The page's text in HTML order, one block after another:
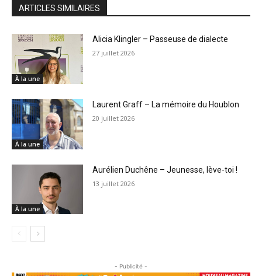
ARTICLES SIMILAIRES
À la une
Alicia Klingler – Passeuse de dialecte
27 juillet 2026
À la une
Laurent Graff – La mémoire du Houblon
20 juillet 2026
À la une
Aurélien Duchêne – Jeunesse, lève-toi !
13 juillet 2026
- Publicité -